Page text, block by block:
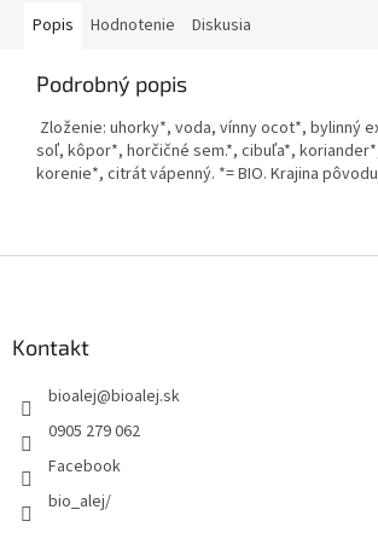
Popis Hodnotenie Diskusia
Podrobný popis
Zloženie: uhorky*, voda, vínny ocot*, bylinný
soľ, kôpor*, horčičné sem.*, cibuľa*,
korenie*, citrát vápenný. *= BIO. Krajina
Kontakt
bioalej@bioalej.sk
0905 279 062
Facebook
bio_alej/